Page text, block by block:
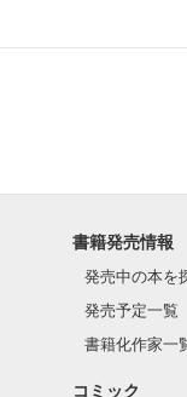
書籍発売情報
発売中の本を
発売予定一覧
書籍化作家一
コミック